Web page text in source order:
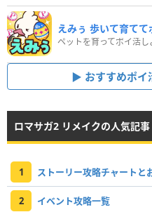
えみぅ 歩いて育てて
おすすめポイ
ロマサガ2 リメイクの人気記事
1 ストーリー攻略チャートと
2 イベント攻略一覧